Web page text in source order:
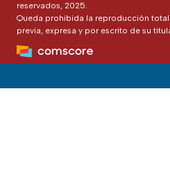
reservados, 2025.
Queda prohibida la reproducción
previa, expresa y por escrito de su